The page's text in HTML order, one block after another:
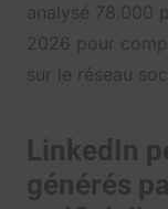
analysé 78.000
2026 pour
sur le réseau
LinkedIn
générés